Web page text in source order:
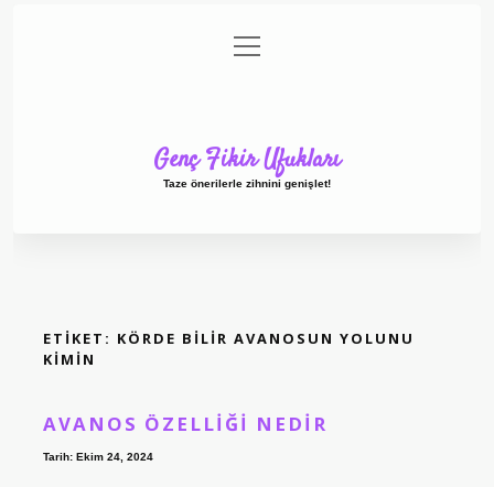
Gizlilik Politikası
menüyü
aç
Genç Fikir Ufukları
Taze önerilerle zihnini genişlet!
ETIKET: KÖRDE BILIR AVANOSUN YOLUNU
KIMIN
AVANOS ÖZELLIĞI NEDIR
Tarih: Ekim 24, 2024